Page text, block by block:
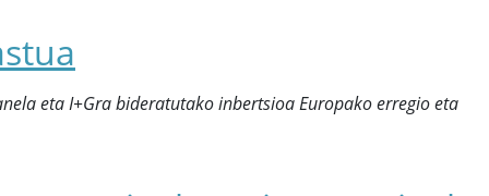
eta I+Gra bideratutako inbertsioa Europako erregio eta